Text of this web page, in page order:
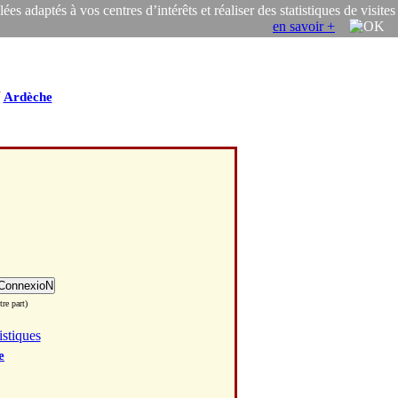
adaptés à vos centres d’intérêts et réaliser des statistiques de visites
en savoir +
Ardèche
part)